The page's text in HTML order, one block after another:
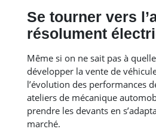
Se tourner vers
résolument
Même si on ne sait pas à
développer la vente de
l’évolution des performances
ateliers de mécanique
prendre les devants en
marché.